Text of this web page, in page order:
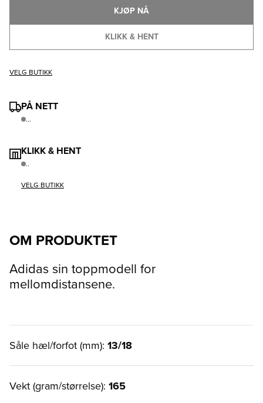
KLIKK & HENT
KJØP NÅ
VELG BUTIKK
PÅ NETT
...
KLIKK & HENT
..
VELG BUTIKK
OM PRODUKTET
Adidas sin toppmodell for
mellomdistansene.
Såle hæl/forfot (mm): 13/18
Vekt (gram/størrelse): 165